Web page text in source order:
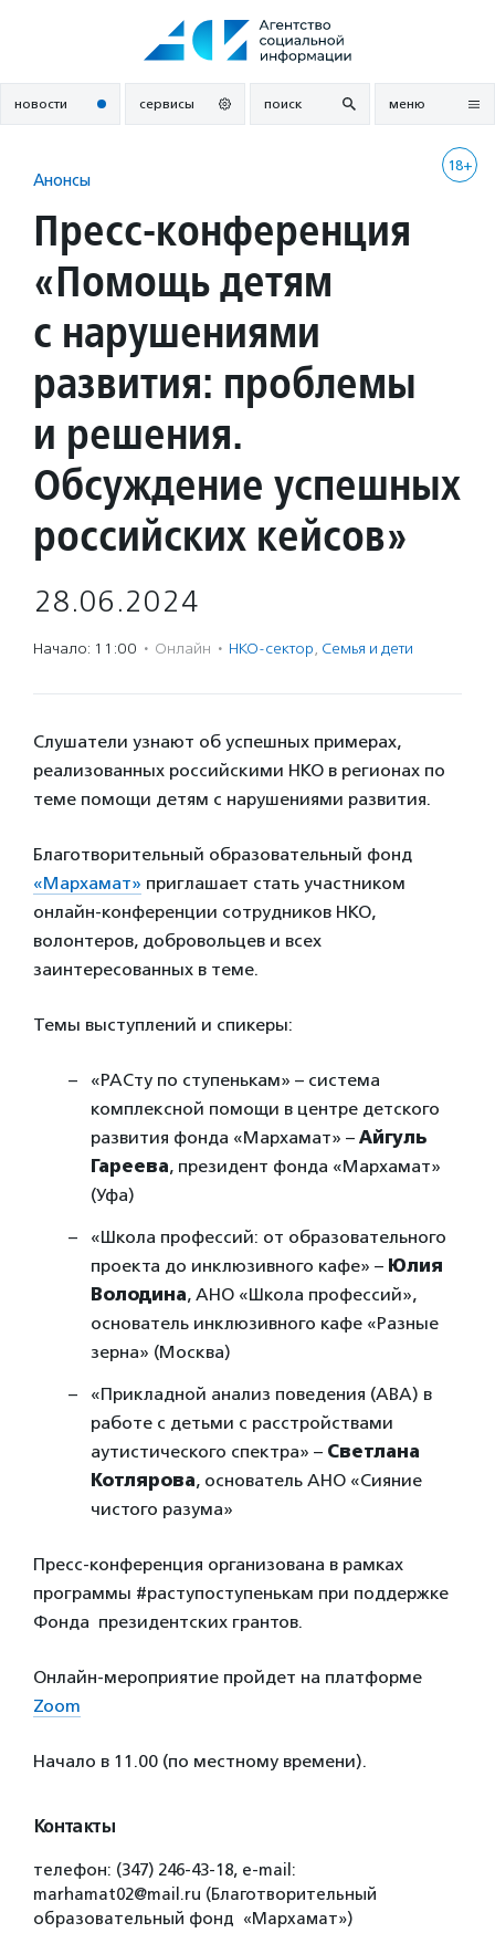
новости сервисы поиск меню
18+
Анонсы
Пресс-конференция
«Помощь детям
с нарушениями
развития: проблемы
и решения.
Обсуждение успешных
российских кейсов»
28.06.2024
Начало: 11:00 · Онлайн · НКО-сектор, Семья и дети
Слушатели узнают об успешных примерах,
реализованных российскими НКО в регионах по
теме помощи детям с нарушениями развития.
Благотворительный образовательный фонд
«Мархамат» приглашает стать участником
онлайн-конференции сотрудников НКО,
волонтеров, добровольцев и всех
заинтересованных в теме.
Темы выступлений и спикеры:
«РАСту по ступенькам» – система
комплексной помощи в центре детского
развития фонда «Мархамат» – Айгуль
Гареева, президент фонда «Мархамат»
(Уфа)
«Школа профессий: от образовательного
проекта до инклюзивного кафе» – Юлия
Володина, АНО «Школа профессий»,
основатель инклюзивного кафе «Разные
зерна» (Москва)
«Прикладной анализ поведения (АВА) в
работе с детьми с расстройствами
аутистического спектра» – Светлана
Котлярова, основатель АНО «Сияние
чистого разума»
Пресс-конференция организована в рамках
программы #раступоступенькам при поддержке
Фонда президентских грантов.
Онлайн-мероприятие пройдет на платформе
Zoom
Начало в 11.00 (по местному времени).
Контакты
телефон: (347) 246-43-18, e-mail:
marhamat02@mail.ru (Благотворительный
образовательный фонд «Мархамат»)